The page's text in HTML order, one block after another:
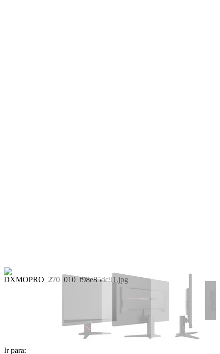
Ir para: